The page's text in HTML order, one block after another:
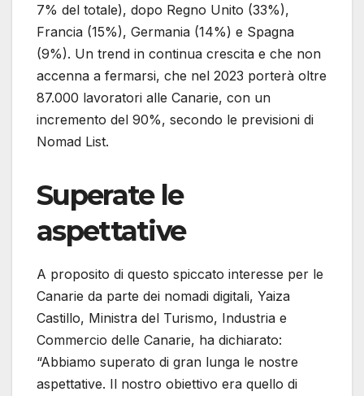
7% del totale), dopo Regno Unito (33%),
Francia (15%), Germania (14%) e Spagna
(9%). Un trend in continua crescita e che non
accenna a fermarsi, che nel 2023 porterà oltre
87.000 lavoratori alle Canarie, con un
incremento del 90%, secondo le previsioni di
Nomad List.
Superate le
aspettative
A proposito di questo spiccato interesse per le
Canarie da parte dei nomadi digitali, Yaiza
Castillo, Ministra del Turismo, Industria e
Commercio delle Canarie, ha dichiarato:
“Abbiamo superato di gran lunga le nostre
aspettative. Il nostro obiettivo era quello di